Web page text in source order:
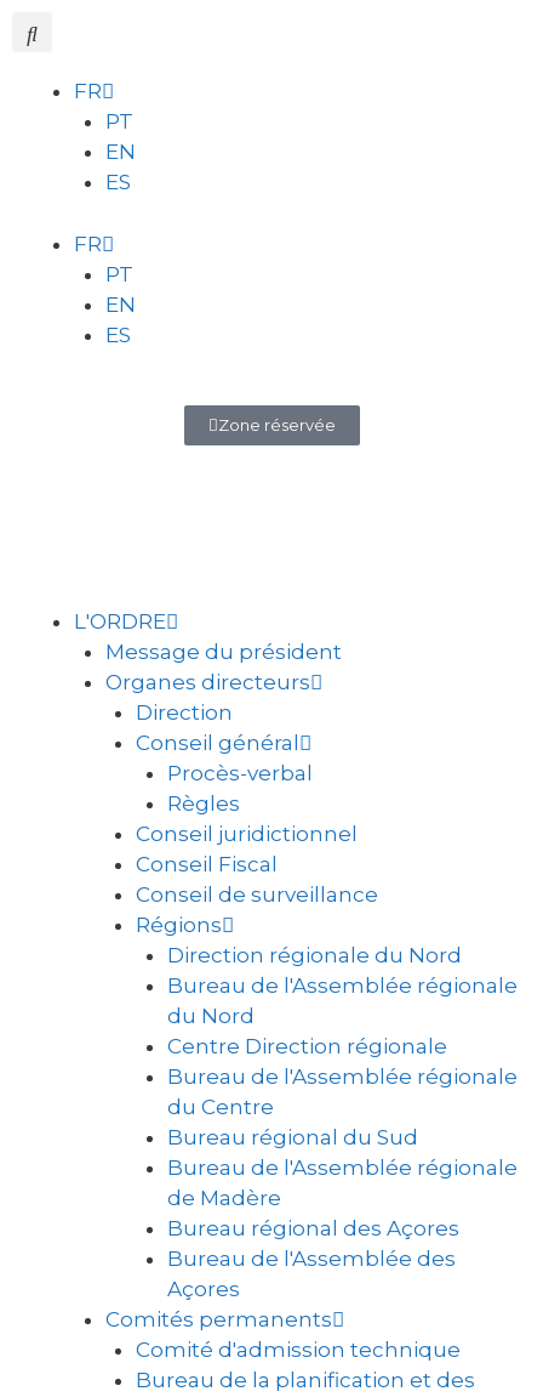
FR
PT
EN
ES
FR
PT
EN
ES
Zone réservée
L'ORDRE
Message du président
Organes directeurs
Direction
Conseil général
Procès-verbal
Règles
Conseil juridictionnel
Conseil Fiscal
Conseil de surveillance
Régions
Direction régionale du Nord
Bureau de l'Assemblée régionale
du Nord
Centre Direction régionale
Bureau de l'Assemblée régionale
du Centre
Bureau régional du Sud
Bureau de l'Assemblée régionale
de Madère
Bureau régional des Açores
Bureau de l'Assemblée des
Açores
Comités permanents
Comité d'admission technique
Bureau de la planification et des